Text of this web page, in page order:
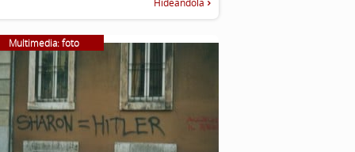
Hideandola
Multimedia: foto